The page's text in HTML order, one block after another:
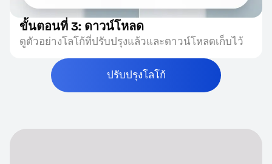
ขั้นตอนที่ 3: ดาวน์โหลด
ดูตัวอย่างโลโก้ที่ปรับปรุงแล้วและดาวน์โหลดเก็บไว้
ปรับปรุงโลโก้